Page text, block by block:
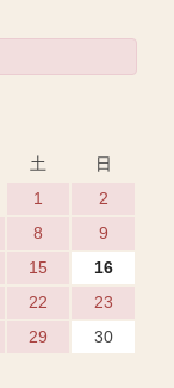
土
日
1
2
8
9
15
16
22
23
29
30